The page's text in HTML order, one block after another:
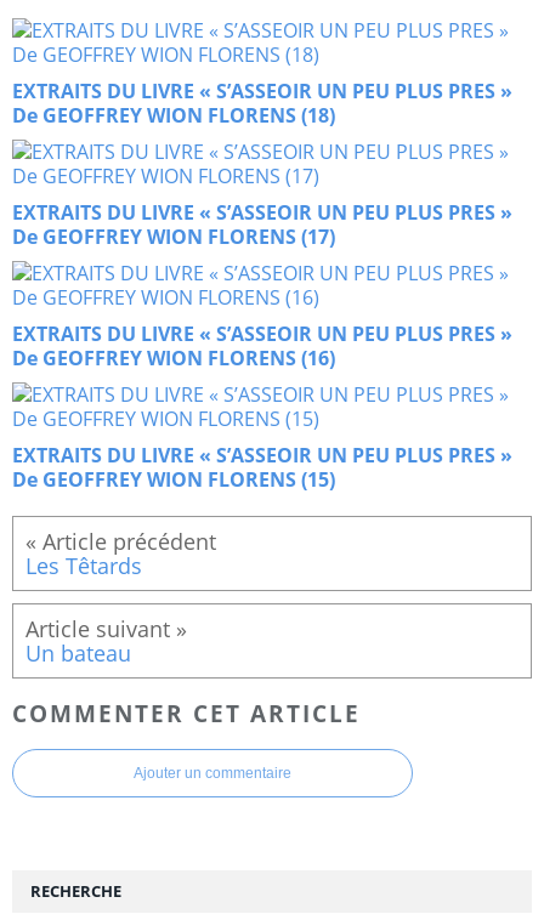
EXTRAITS DU LIVRE « S’ASSEOIR UN PEU PLUS PRES »
De GEOFFREY WION FLORENS (18)
EXTRAITS DU LIVRE « S’ASSEOIR UN PEU PLUS PRES »
De GEOFFREY WION FLORENS (17)
EXTRAITS DU LIVRE « S’ASSEOIR UN PEU PLUS PRES »
De GEOFFREY WION FLORENS (16)
EXTRAITS DU LIVRE « S’ASSEOIR UN PEU PLUS PRES »
De GEOFFREY WION FLORENS (15)
Les Têtards
Un bateau
COMMENTER CET ARTICLE
Ajouter un commentaire
RECHERCHE